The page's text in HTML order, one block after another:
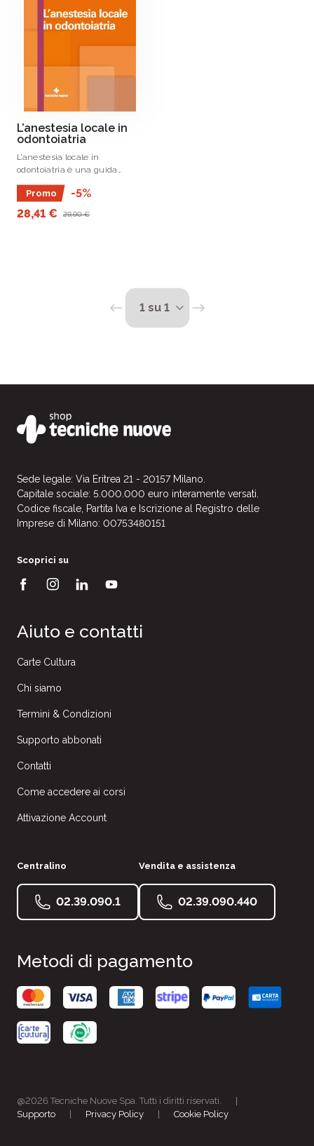
L’anestesia locale in
odontoiatria
L’anestesia locale in
odontoiatria è una guida
pratica, corredata di fotografie a
colori e illustrazioni
particolareggiate, che affronta
con chiarezza la tematica
Promo
-5%
28,41 €
29,90 €
Sede legale: Via Eritrea 21 - 20157 Milano.
Capitale sociale: 5.000.000 euro interamente versati.
Codice fiscale, Partita Iva e Iscrizione al Registro delle
Imprese di Milano: 00753480151
Scoprici su
Aiuto e contatti
Carte Cultura
Chi siamo
Termini & Condizioni
Supporto abbonati
Contatti
Come accedere ai corsi
Attivazione Account
Centralino
02.39.090.1
Vendita e assistenza
02.39.090.440
Metodi di pagamento
@2026 Tecniche Nuove Spa. Tutti i diritti riservati.
Supporto
Privacy Policy Cookie Policy